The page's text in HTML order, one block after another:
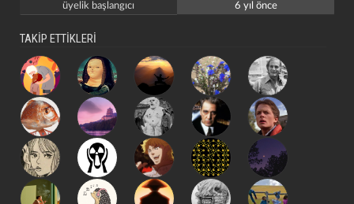
üyelik başlangıcı
6 yıl önce
TAKİP ETTİKLERİ
kapat